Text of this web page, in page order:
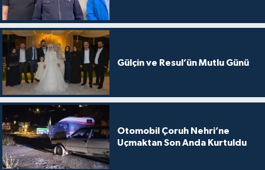
Gülçin ve Resul’ün Mutlu Günü
Otomobil Çoruh Nehri’ne
Uçmaktan Son Anda Kurtuldu